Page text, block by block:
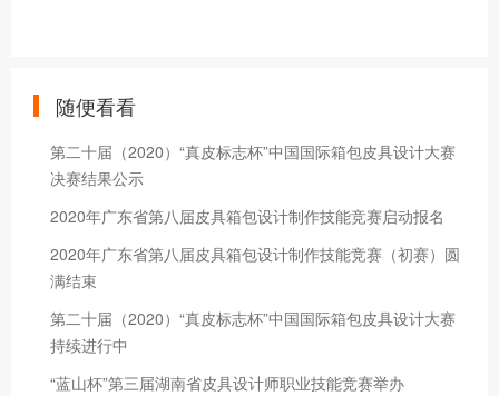
随便看看
第二十届（2020）“真皮标志杯”中国国际箱包皮具设计大赛
决赛结果公示
2020年广东省第八届皮具箱包设计制作技能竞赛启动报名
2020年广东省第八届皮具箱包设计制作技能竞赛（初赛）圆
满结束
第二十届（2020）“真皮标志杯”中国国际箱包皮具设计大赛
持续进行中
“蓝山杯”第三届湖南省皮具设计师职业技能竞赛举办